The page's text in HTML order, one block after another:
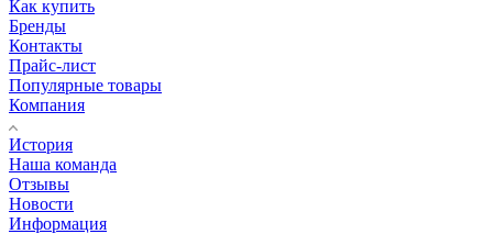
Как купить
Бренды
Контакты
Прайс-лист
Популярные товары
Компания
История
Наша команда
Отзывы
Новости
Информация